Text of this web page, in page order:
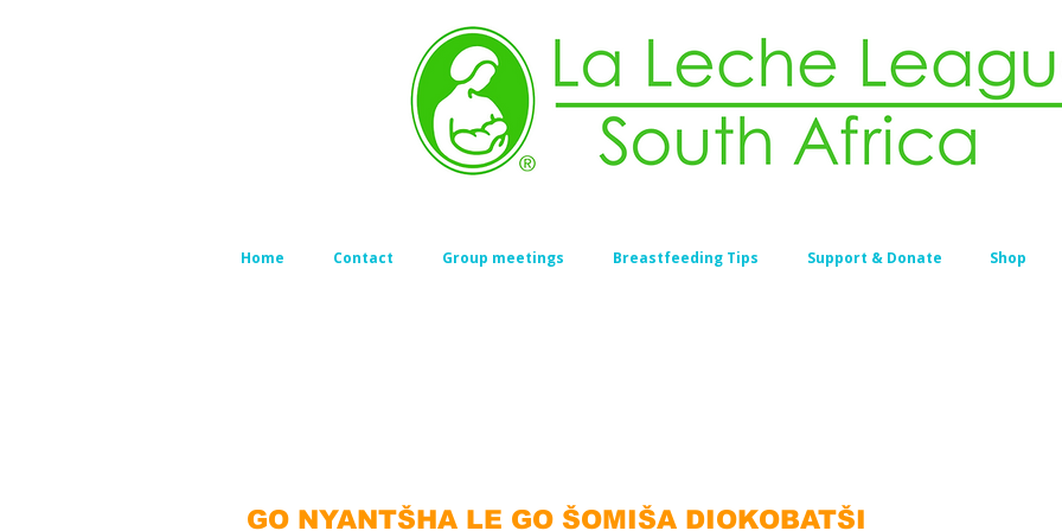
Home Contact Group meetings Breastfeeding Tips Support & Donate Shop
GO NYANTŠHA LE GO ŠOMIŠA DIOKOBATŠI